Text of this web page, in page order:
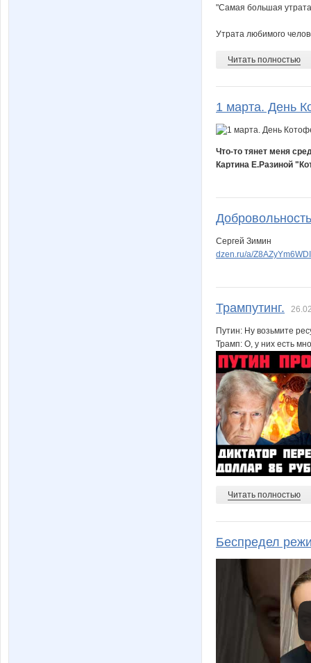
"Самая большая
Утрата любимого
Читать полностью
1 марта. День
Что-то тянет меня
Картина Е.Разиной
Сергей Зимин
dzen.ru/a/
Трампутинг.
Путин: Ну возьмите
Трамп: О, у них есть
Читать полностью
Беспредел